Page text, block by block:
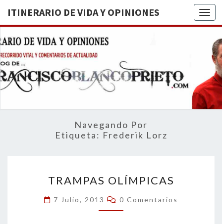
ITINERARIO DE VIDA Y OPINIONES
DE
BREVE
RECORRIDO
VITAL Y
ACTUALIDAD
Navegando Por
Etiqueta: Frederik Lorz
OLÍMPICAS
TRAMPAS OLÍMPICAS
7 Julio, 2013 Comentarios
0 Comentarios